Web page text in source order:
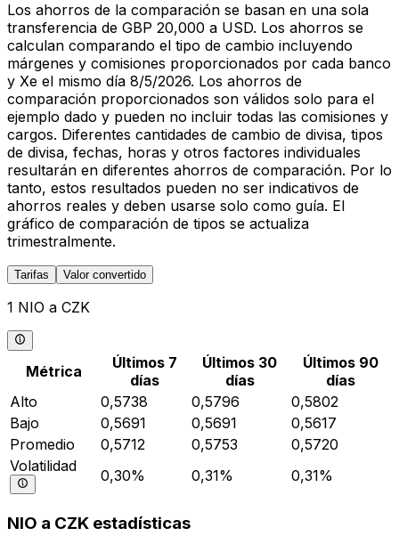
Los ahorros de la comparación se basan en una sola
transferencia de GBP 20,000 a USD. Los ahorros se
calculan comparando el tipo de cambio incluyendo
márgenes y comisiones proporcionados por cada banco
y Xe el mismo día 8/5/2026. Los ahorros de
comparación proporcionados son válidos solo para el
ejemplo dado y pueden no incluir todas las comisiones y
cargos. Diferentes cantidades de cambio de divisa, tipos
de divisa, fechas, horas y otros factores individuales
resultarán en diferentes ahorros de comparación. Por lo
tanto, estos resultados pueden no ser indicativos de
ahorros reales y deben usarse solo como guía. El
gráfico de comparación de tipos se actualiza
trimestralmente.
Tarifas Valor convertido
1 NIO a CZK
Métrica
Últimos 7
días
Últimos 30
días
Últimos 90
días
Alto
0,5738 0,5796
0,5802
Bajo
0,5691 0,5691
0,5617
Promedio
0,5712 0,5753
0,5720
Volatilidad
0,30% 0,31% 0,31%
NIO a CZK estadísticas